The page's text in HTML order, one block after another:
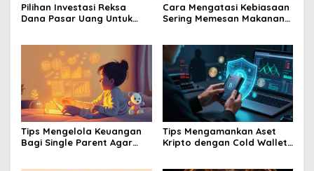
Pilihan Investasi Reksa
Dana Pasar Uang Untuk
Cara Mengatasi Kebiasaan
Sering Memesan Makanan
Tips Mengelola Keuangan
Bagi Single Parent Agar
Tips Mengamankan Aset
Kripto dengan Cold Wallet